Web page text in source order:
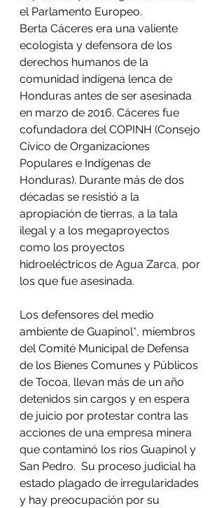
el Parlamento Europeo.
Berta Cáceres era una valiente
ecologista y defensora de los
derechos humanos de la
comunidad indígena lenca de
Honduras antes de ser asesinada
en marzo de 2016. Cáceres fue
cofundadora del COPINH (Consejo
Cívico de Organizaciones
Populares e Indígenas de
Honduras). Durante más de dos
décadas se resistió a la
apropiación de tierras, a la tala
ilegal y a los megaproyectos
como los proyectos
hidroeléctricos de Agua Zarca, por
los que fue asesinada.
Los defensores del medio
ambiente de Guapinol*, miembros
del Comité Municipal de Defensa
de los Bienes Comunes y Públicos
de Tocoa, llevan más de un año
detenidos sin cargos y en espera
de juicio por protestar contra las
acciones de una empresa minera
que contaminó los ríos Guapinol y
San Pedro.  Su proceso judicial ha
estado plagado de irregularidades
y hay preocupación por su